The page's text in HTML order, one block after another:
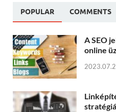
POPULAR COMMENTS
A SEO
online